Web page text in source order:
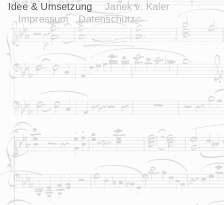
Idee & Umsetzung
Janek v. Kaler
Impressum
Datenschutz